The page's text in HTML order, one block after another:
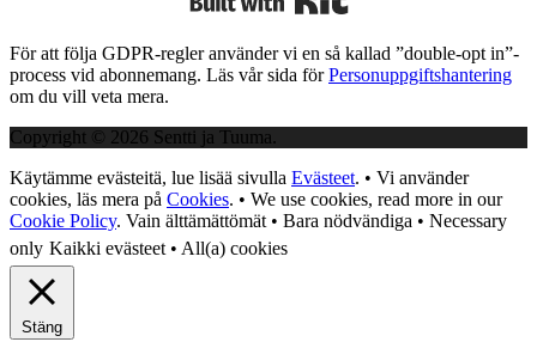
För att följa GDPR-regler använder vi en så kallad ”double-opt in”-
process vid abonnemang. Läs vår sida förPersonuppgiftshantering
om du vill veta mera.
Copyright © 2026 Sentti ja Tuuma.
Käytämme evästeitä, lue lisää sivulla Evästeet. • Vi använder
cookies, läs mera på Cookies. • We use cookies, read more in our
Cookie Policy. Vain älttämättömät • Bara nödvändiga • Necessary
only Kaikki evästeet • All(a) cookies
Stäng